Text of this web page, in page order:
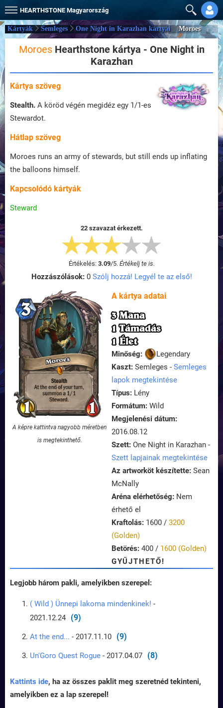
HEARTHSTONE Magyarország
Kártyák Semleges One Night in Karazhan kártyái Moroes
MoroesHearthstone kártya - One Night in
Karazhan
Kártya szöveg
Stealth. A köröd végén megidéz egy 1/1-es
Stewardot.
Hátlap szöveg
Moroes runs an army of stewards, but still ends up inflating
the balloons himself.
Kapcsolódó kártyák
Steward
22 szavazat érkezett.
Értékelés: 3.09/5. Értékelj te is.
Hozzászólások:0 Szólj hozzá! Legyél te az első!
A képre kattintva nagyobb méretben
is megtekinthető.
A kártya adatai
3 Mana
1 Támadás
1 Élet
Minőség:
Legendary
Kaszt: Semleges - Semleges
lapok megtekintése
Típus: Lény
Formátum: Wild
Megjelenési dátum:
2016.08.12
Szett: One Night in Karazhan -
Szett lapjainak megtekintése
Az artworköt készítette: Sean
McNally
Aréna elérhetőség: Nem
érhető el
Kraftolás: 1600 / 3200
(Golden)
Betörés: 400 / 1600 (Golden)
GYŰJTHETŐ!
Legjobb három pakli, amelyikben szerepel:
( Wild ) Ünnepi lakoma mindenkinek! -
2021.12.24
(9)
At the end... - 2017.11.10 (9)
Un'Goro Quest Rogue - 2017.04.07 (8)
Kattints ide, ha az összes paklit meg szeretnéd tekinteni,
amelyikben ez a lap szerepel!